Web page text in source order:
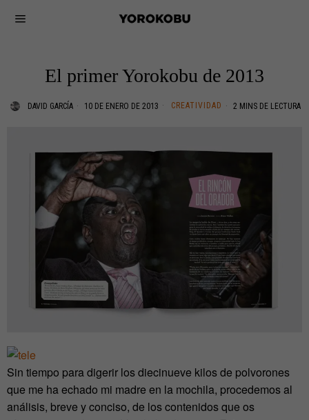
El primer Yorokobu de 2013
DAVID GARCÍA 10 DE ENERO DE 2013 CREATIVIDAD 2 MINS DE LECTURA
Sin tiempo para digerir los diecinueve kilos de polvorones
que me ha echado mi madre en la mochila, procedemos al
análisis, breve y conciso, de los contenidos que os